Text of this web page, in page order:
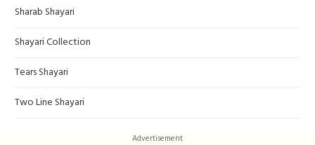
Sharab Shayari
Shayari Collection
Tears Shayari
Two Line Shayari
Advertisement